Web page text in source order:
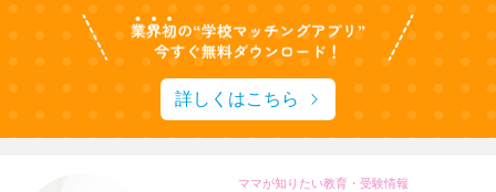
詳しくはこちら
ママが知りたい教育・受験情報